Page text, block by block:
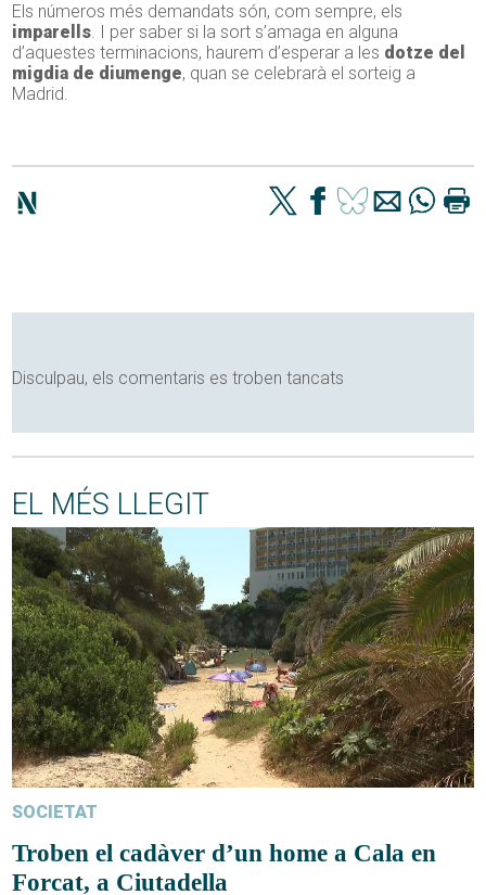
Els números més demandats són, com sempre, els
imparells. I per saber si la sort s’amaga en alguna
d’aquestes terminacions, haurem d’esperar a les dotze del
migdia de diumenge, quan se celebrarà el sorteig a
Madrid.
Disculpau, els comentaris es troben tancats
EL MÉS LLEGIT
SOCIETAT
Troben el cadàver d’un home a Cala en
Forcat, a Ciutadella